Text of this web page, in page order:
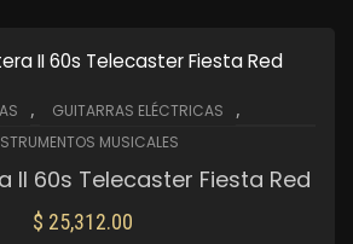
, GUITARRAS ELÉCTRICAS ,
MUSICALES
II 60s Telecaster Fiesta Red
$ 25,312.00